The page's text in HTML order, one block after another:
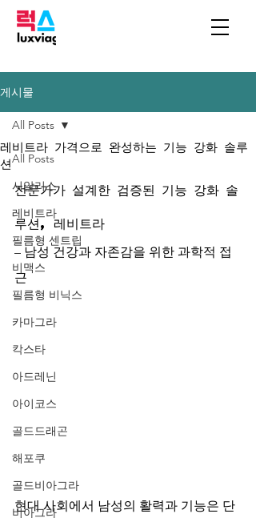
게시물
All Posts
시알리스
레비트라
필름형 센트립
비맥스
필름형 비닉스
카마그라
칵스타
아드레닌
아이코스
골드드래곤
해포쿠
골드비아그라
비아그라
All Posts
레비트라 가격으로 완성하는 기능 강화 솔루
션
전문가가 설계한 검증된 기능 강화 솔
루션, 레비트라
– 남성 건강과 자존감을 위한 과학적 접
근
현대 사회에서 남성의 활력과 기능은 단